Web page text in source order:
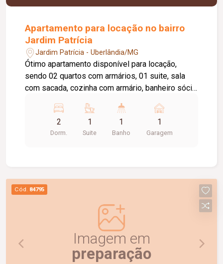
Apartamento para locação no bairro
Jardim Patrícia
Jardim Patrícia - Uberlândia/MG
Ótimo apartamento disponível para locação,
sendo 02 quartos com armários, 01 suite, sala
com sacada, cozinha com armário, banheiro sócia
elevador privativo, 01 vaga de estacionamento,
portaria 24 horas, piscina, academia, quiosque
com churrasqueira, salão de festas, playground,
2
Dorm.
1
Suite
1
Banho
1
Garagem
Cód. 84795
Imagem em
preparação